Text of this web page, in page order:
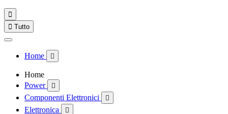

 Tutto
Home 
Home
Power

Componenti Elettronici 
Elettronica 